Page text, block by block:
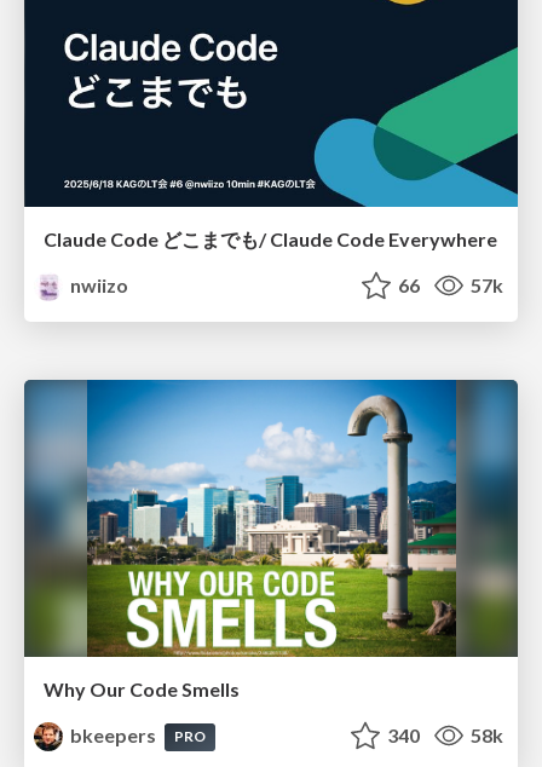
Claude Code どこまでも/ Claude Code Everywhere
nwiizo
66 57k
Why Our Code Smells
bkeepers
PRO 340 58k